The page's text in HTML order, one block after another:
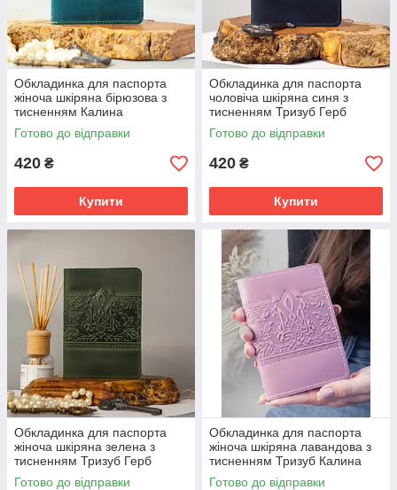
Обкладинка для паспорта
жіноча шкіряна бірюзова з
тисненням Калина
Готово до відправки
420 ₴
Купити
Обкладинка для паспорта
чоловіча шкіряна синя з
тисненням Тризуб Герб
України
Готово до відправки
420 ₴
Купити
Обкладинка для паспорта
жіноча шкіряна зелена з
тисненням Тризуб Герб
України Калина
Готово до відправки
Обкладинка для паспорта
жіноча шкіряна лавандова з
тисненням Тризуб Калина
Готово до відправки